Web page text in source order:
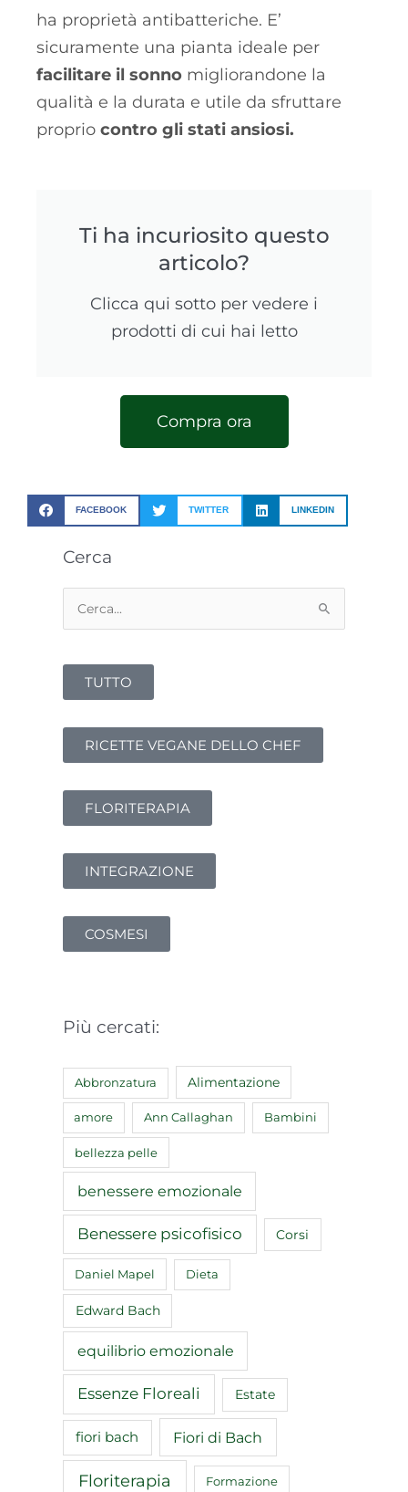
ha proprietà antibatteriche. E’
sicuramente una pianta ideale per
facilitare il sonno migliorandone la
qualità e la durata e utile da sfruttare
proprio contro gli stati ansiosi.
Ti ha incuriosito questo
articolo?
Clicca qui sotto per vedere i
prodotti di cui hai letto
Compra ora
FACEBOOK TWITTER LINKEDIN
Cerca
Cerca:
TUTTO
RICETTE VEGANE DELLO CHEF
FLORITERAPIA
INTEGRAZIONE
COSMESI
Più cercati:
Abbronzatura Alimentazione
amore Ann Callaghan Bambini
bellezza pelle
benessere emozionale
Benessere psicofisico Corsi
Daniel Mapel Dieta
Edward Bach
equilibrio emozionale
Essenze Floreali Estate
fiori bach Fiori di Bach
Floriterapia Formazione